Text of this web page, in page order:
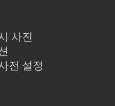
사진
전 설정